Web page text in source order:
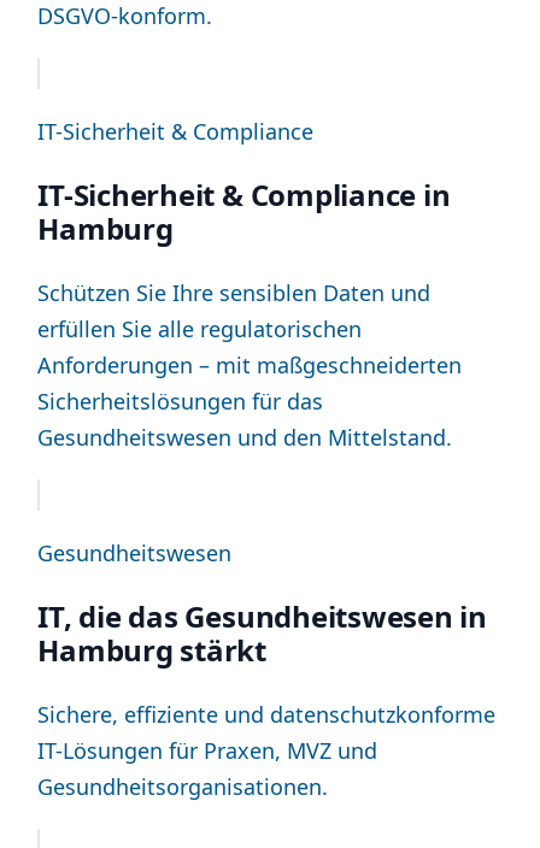
DSGVO-konform.
IT-Sicherheit & Compliance
IT-Sicherheit & Compliance in
Hamburg
Schützen Sie Ihre sensiblen Daten und
erfüllen Sie alle regulatorischen
Anforderungen – mit maßgeschneiderten
Sicherheitslösungen für das
Gesundheitswesen und den Mittelstand.
Gesundheitswesen
IT, die das Gesundheitswesen in
Hamburg stärkt
Sichere, effiziente und datenschutzkonforme
IT-Lösungen für Praxen, MVZ und
Gesundheitsorganisationen.